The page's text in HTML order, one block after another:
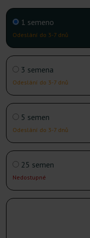
1 semeno
Odeslání do 3-7 dnů
3 semena
Odeslání do 3-7 dnů
5 semen
Odeslání do 3-7 dnů
25 semen
Nedostupné